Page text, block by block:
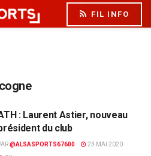
FIL INFO
: Laurent Astier, nouveau
du club
@ALSASPORTS67600
23 MAI 2020